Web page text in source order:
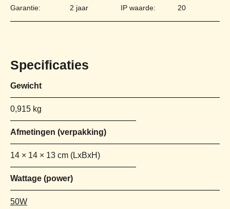
Garantie: 2 jaar IP waarde: 20
Specificaties
Gewicht
0,915 kg
Afmetingen
14 × 14 × 13 cm
Wattage (power)
50W